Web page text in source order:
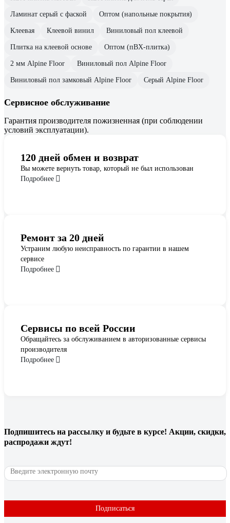
Ламинат серый с фаской Оптом (напольные покрытия)
Клеевая Клеевой винил Виниловый пол клеевой
Плитка на клеевой основе Оптом (пВХ-плитка)
2 мм Alpine Floor Виниловый пол Alpine Floor
Виниловый пол замковый Alpine Floor Серый Alpine Floor
Сервисное обслуживание
Гарантия производителя пожизненная (при соблюдении
условий эксплуатации).
120 дней обмен и возврат
Вы можете вернуть товар, который не был использован
Подробнее
Ремонт за 20 дней
Устраним любую неисправность по гарантии в нашем
сервисе
Подробнее
Сервисы по всей России
Обращайтесь за обслуживанием в авторизованные сервисы
производителя
Подробнее
Подпишитесь на рассылку и будьте в курсе! Акции, скидки,
распродажи ждут!
Подписаться